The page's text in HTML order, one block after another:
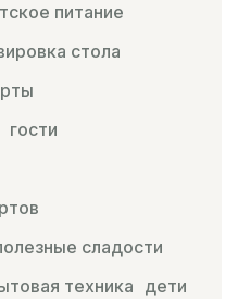
питание
стола
гости
сладости
техника дети